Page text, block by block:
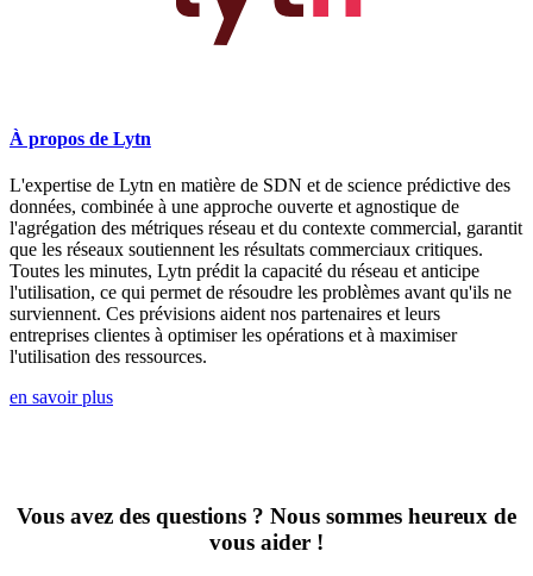
À propos de Lytn
L'expertise de Lytn en matière de SDN et de science prédictive des
données, combinée à une approche ouverte et agnostique de
l'agrégation des métriques réseau et du contexte commercial, garantit
que les réseaux soutiennent les résultats commerciaux critiques.
Toutes les minutes, Lytn prédit la capacité du réseau et anticipe
l'utilisation, ce qui permet de résoudre les problèmes avant qu'ils ne
surviennent. Ces prévisions aident nos partenaires et leurs
entreprises clientes à optimiser les opérations et à maximiser
l'utilisation des ressources.
en savoir plus
Vous avez des questions ? Nous sommes heureux de
vous aider !